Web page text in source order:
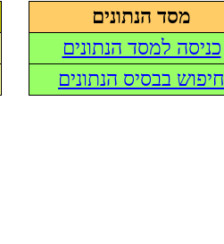
מסד הנתונים
כניסה למסד הנתונים
חיפוש בבסיס הנתונים